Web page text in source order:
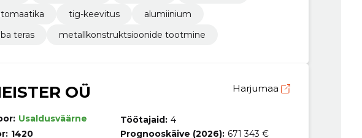
tig-keevitus
alumiinium
teras
metallkonstruktsioonide tootmine
OÜ Harjumaa
Usaldusväärne
1420
Töötajaid: 4
Prognooskäive (2026): 671 343 €